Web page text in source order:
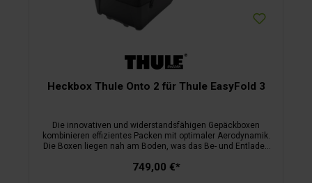
Heckbox Thule Onto 2 für Thule EasyFold 3
Die innovativen und widerstandsfähigen Gepäckboxen
kombinieren effizientes Packen mit optimaler Aerodynamik.
Die Boxen liegen nah am Boden, was das Be- und Entladen
Konstruktion bleibt der Zugang zum Kofferraum jederzeit
749,00 €*